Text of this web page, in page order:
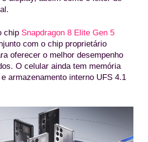
chip Snapdragon 8 Elite Gen 5
com o chip proprietário
oferecer o melhor desempenho
O celular ainda tem memória
armazenamento interno UFS 4.1